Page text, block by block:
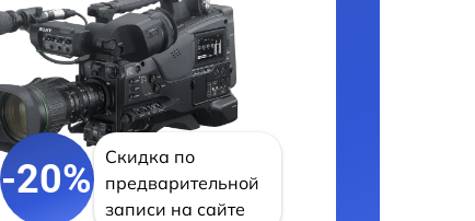
-20%
Скидка по
предварительной
записи на сайте